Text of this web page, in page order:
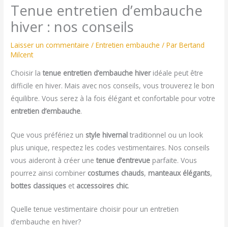
Tenue entretien d’embauche
hiver : nos conseils
Laisser un commentaire /Entretien embauche / ParBertand
Milcent
Choisir latenue entretien d’embauche hiveridéale peut être
difficile en hiver. Mais avec nos conseils, vous trouverez le bon
équilibre. Vous serez à la fois élégant et confortable pour votre
entretien d’embauche.
Que vous préfériez un style hivernal traditionnel ou un look
plus unique, respectez les codes vestimentaires. Nos conseils
vous aideront à créer unetenue d’entrevue parfaite. Vous
pourrez ainsi combiner costumes chauds, manteaux élégants,
bottes classiques et accessoires chic.
Quelle tenue vestimentaire choisir pour un entretien
d’embauche en hiver?